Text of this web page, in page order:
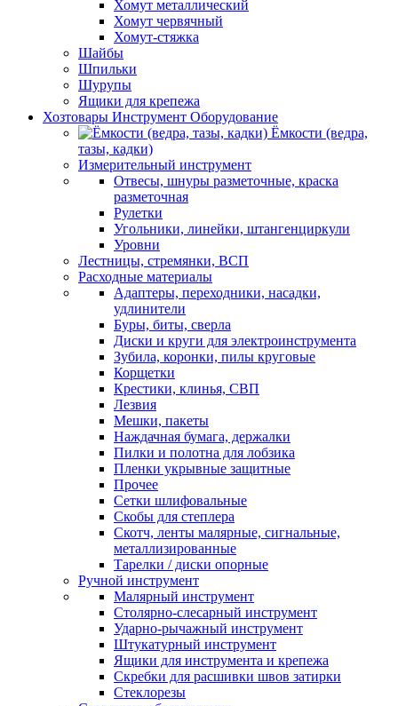
Хомут металлический
Хомут червячный
Хомут-стяжка
Шайбы
Шпильки
Шурупы
Ящики для крепежа
Хозтовары Инструмент Оборудование
Ёмкости (ведра,
тазы, кадки)
Измерительный инструмент
Отвесы, шнуры разметочные, краска
разметочная
Рулетки
Угольники, линейки, штангенциркули
Уровни
Лестницы, стремянки, ВСП
Расходные материалы
Адаптеры, переходники, насадки,
удлинители
Буры, биты, сверла
Диски и круги для электроинструмента
Зубила, коронки, пилы круговые
Корщетки
Крестики, клинья, СВП
Лезвия
Мешки, пакеты
Наждачная бумага, держалки
Пилки и полотна для лобзика
Пленки укрывные защитные
Прочее
Сетки шлифовальные
Скобы для степлера
Скотч, ленты малярные, сигнальные,
металлизированные
Тарелки / диски опорные
Ручной инструмент
Малярный инструмент
Столярно-слесарный инструмент
Ударно-рычажный инструмент
Штукатурный инструмент
Ящики для инструмента и крепежа
Скребки для расшивки швов затирки
Стеклорезы